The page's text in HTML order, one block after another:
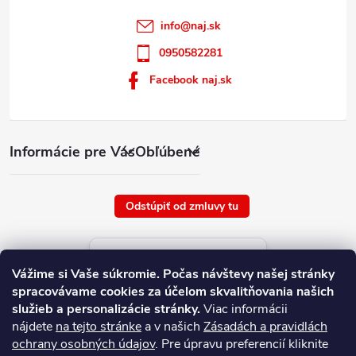
Vážime si Vaše súkromie. Počas návštevy našej stránky
spracovávame cookies za účelom skvalitňovania našich
služieb a personalizácie stránky.Viac informácii
nájdete na tejto stránke a v našich Zásadách a pravidlách
ochrany osobných údajov. Pre úpravu preferencií kliknite
Informácie pre VásObľúbené
info@naj.sk
0950582281
Facebook naj.sk
Odstúpiť od zmluvy tu
Aktuálne ceny tovaru
platné od : 9/8/2026